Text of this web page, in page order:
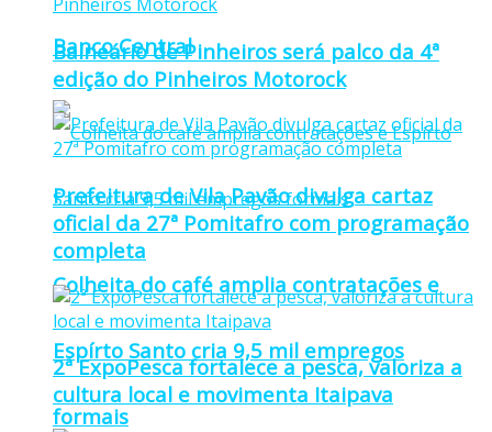
Banco Central
Colheita do café amplia contratações e
Espírto Santo cria 9,5 mil empregos
formais
Balneário de Pinheiros será palco da 4ª
edição do Pinheiros Motorock
Prefeitura de Vila Pavão divulga cartaz
oficial da 27ª Pomitafro com programação
completa
2ª ExpoPesca fortalece a pesca, valoriza a
cultura local e movimenta Itaipava